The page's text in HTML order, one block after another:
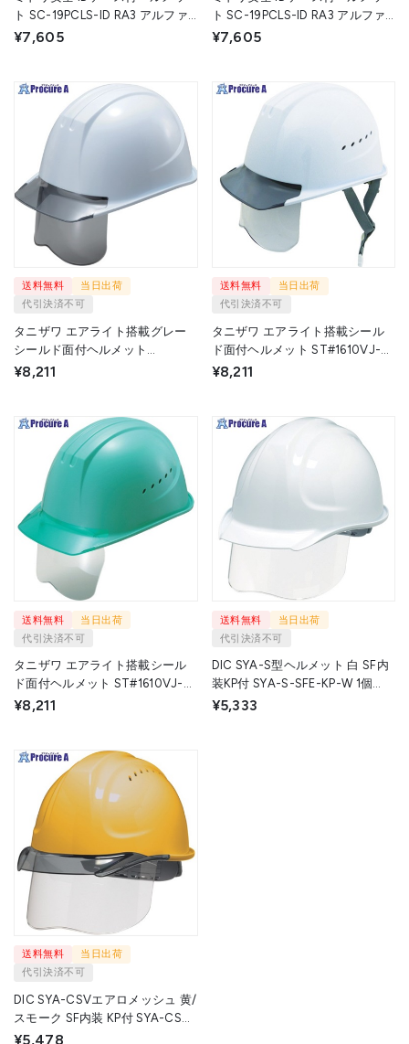
ト SC-19PCLS-ID RA3 アルファ
ホワイト/スモーク SC-19PCLS-
¥7,605
ト SC-19PCLS-ID RA3 アルファ
イエロー/スモーク SC-19PCLS-
¥7,605
送料無料
当日出荷
代引決済不可
タニザワ エアライト搭載グレー
シールド面付ヘルメット
ST#161VJ-SHGR(EPA) 161VJ-
¥8,211
送料無料
当日出荷
代引決済不可
タニザワ エアライト搭載シール
ド面付ヘルメット ST#1610VJ-
SH(EPA) 帽体色 ホワイト
¥8,211
送料無料
当日出荷
代引決済不可
タニザワ エアライト搭載シール
ド面付ヘルメット ST#1610VJ-
SH(EPA) 帽体色 グリーン
¥8,211
送料無料
当日出荷
代引決済不可
DIC SYA-S型ヘルメット 白 SF内
装KP付 SYA-S-SFE-KP-W 1個
▼371-8841
¥5,333
送料無料
当日出荷
代引決済不可
DIC SYA-CSVエアロメッシュ 黄/
スモーク SF内装 KP付 SYA-CSV-
¥5,478